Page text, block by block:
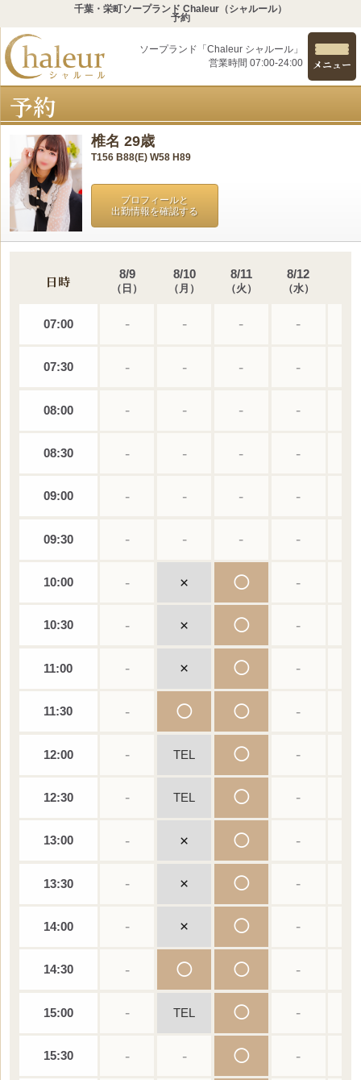
千葉・栄町ソープランド Chaleur（シャルール）
予約
ソープランド「Chaleur シャルール」
営業時間 07:00-24:00
メニュー
予約
椎名 29歳
T156 B88(E) W58 H89
プロフィールと
出勤情報を確認する
日時
07:00
07:30
08:00
08:30
09:00
09:30
10:00
10:30
11:00
11:30
12:00
12:30
13:00
13:30
14:00
14:30
15:00
15:30
8/9
日
-
-
-
-
-
-
-
-
-
-
-
-
-
-
-
-
-
-
8/10
月
-
-
-
-
-
-
×
×
×
◯
TEL
TEL
×
×
×
◯
TEL
-
8/11
火
-
-
-
-
-
-
◯
◯
◯
◯
◯
◯
◯
◯
◯
◯
◯
◯
8/12
水
-
-
-
-
-
-
-
-
-
-
-
-
-
-
-
-
-
-